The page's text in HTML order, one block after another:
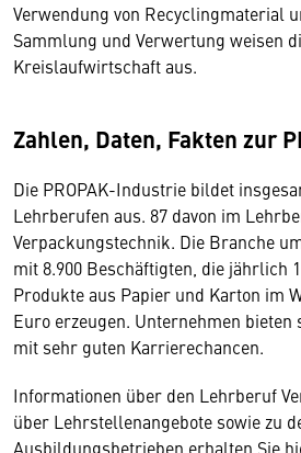
Verwendung von Recyclingmaterial
Sammlung und Verwertung weisen
Kreislaufwirtschaft aus.
Zahlen, Daten, Fakten zur
Die PROPAK-Industrie bildet
Lehrberufen aus. 87 davon im
Verpackungstechnik. Die Branche
mit 8.900 Beschäftigten, die jährlich
Produkte aus Papier und Karton im
Euro erzeugen. Unternehmen
mit sehr guten Karrierechancen.
Informationen über den Lehrberuf
über Lehrstellenangebote sowie zu
Ausbildungsbetrieben erhalten Sie